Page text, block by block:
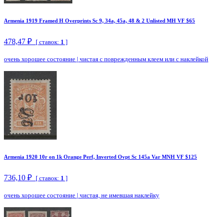
Armenia 1919 Framed H Overprints Sc 9, 34a, 45a, 48 & 2 Unlisted MH VF $65
478,47 ₽ [ ставок: 1 ]
очень хорошее состояние | чистая с поврежденным клеем или с наклейкой
Armenia 1920 10r on 1k Orange Perf, Inverted Ovpt Sc 145a Var MNH VF $125
736,10 ₽ [ ставок: 1 ]
очень хорошее состояние | чистая, не имевшая наклейку